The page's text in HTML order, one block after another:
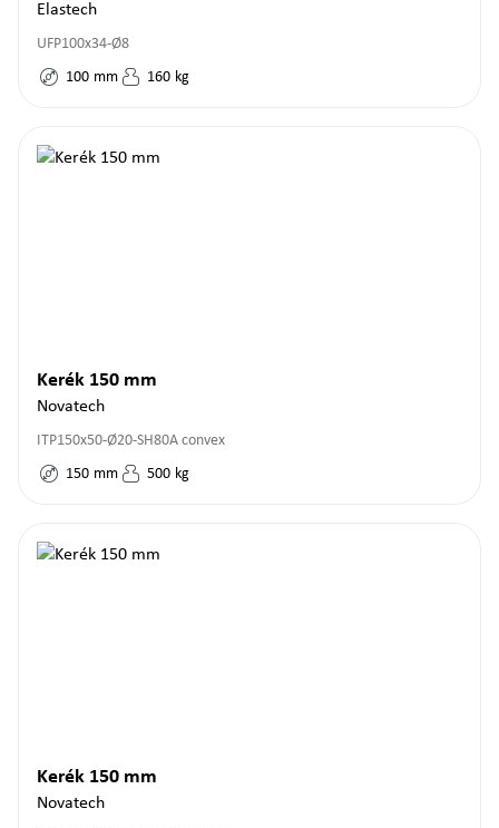
Elastech
UFP100x34-Ø8
100 mm 160 kg
Kerék 150 mm
Novatech
ITP150x50-Ø20-SH80A convex
150 mm 500 kg
Kerék 150 mm
Novatech